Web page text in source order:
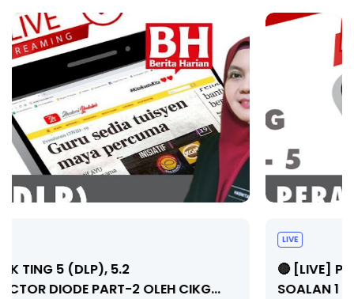
🔴 [LIVE] PRINSIP PERAKAUNAN, PECUT SKOR
SOALAN 1 TRIAL OLEH CIKGU WAN...